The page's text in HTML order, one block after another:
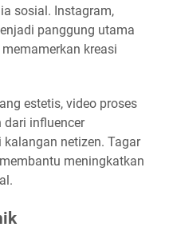
sosial. Instagram,
panggung utama
kreasi
estetis, video proses
dari influencer
netizen. Tagar
meningkatkan